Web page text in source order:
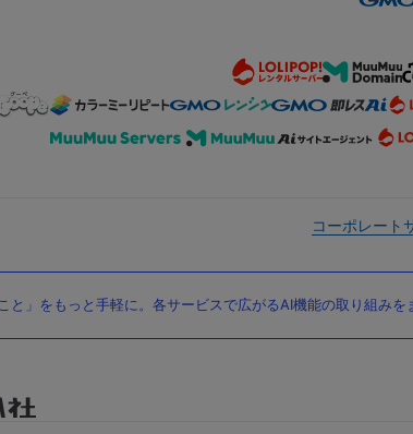
コーポレート
と」をもっと手軽に。各サービスで広がるAI機能の取り組みを